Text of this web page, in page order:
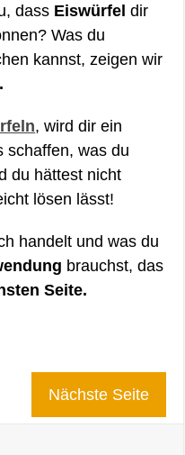
dass Eiswürfel dir
Was du
kannst, zeigen wir
, wird dir ein
schaffen, was du
du hättest nicht
lösen lässt!
handelt und was du
brauchst, das
Seite.
Nächste Seite